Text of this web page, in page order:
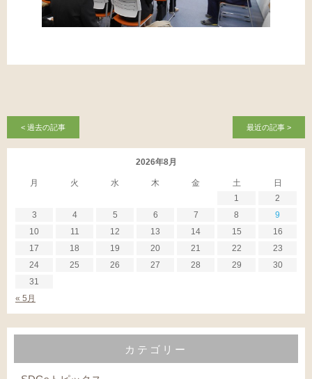
< 過去の記事 最近の記事 >
2026年8月
月 火 水 木 金 土 日
« 5月
1
2
3
4 5 6 7 8
9
10
11 12 13 14 15
16
17
18 19 20 21 22
23
24
25 26 27 28 29
30
31
カテゴリー